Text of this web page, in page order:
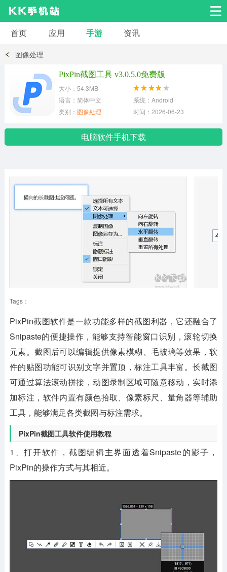
安卓应用
小说漫画
金融理财
首页 应用 手游 资讯
图像处理
PixPin截图工具 v3.0.5.0免费版
大小：54.3MB
语言：简体中文
系统：Android
类别： 图像处理 时间：2026-06-23
电脑软件手机下载
Tags：
PixPin截图软件是一款功能多样的截图利器，它还融合了
Snipaste的便捷操作，能够支持智能窗口识别，滚轮切换
元素。截图后可以编辑提供像素模糊、毛玻璃等效果，软
件的贴图功能可识别文字并置顶，标注工具丰富。长截图
可通过算法滚动拼接，动图录制区域可随意移动，实时添
加标注，软件内置有颜色拾取、像素标尺、量角器等辅助
工具，能够满足各类截图与标注需求。
PixPin截图工具软件使用教程
1、打开软件，截图编辑主界面透着Snipaste的影子，
PixPin的操作方式与其相近。